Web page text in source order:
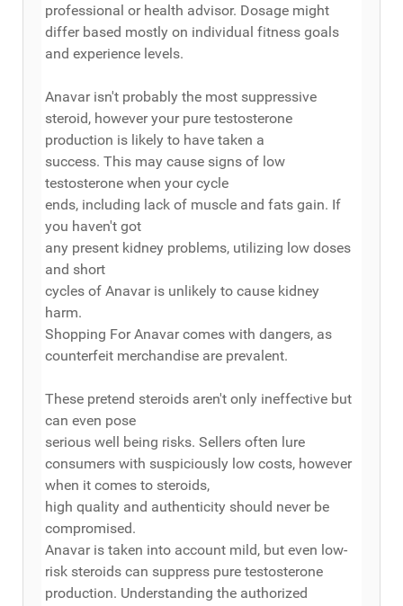
professional or health advisor. Dosage might
differ based mostly on individual fitness goals
and experience levels.
Anavar isn't probably the most suppressive
steroid, however your pure testosterone
production is likely to have taken a
success. This may cause signs of low
testosterone when your cycle
ends, including lack of muscle and fats gain. If
you haven't got
any present kidney problems, utilizing low doses
and short
cycles of Anavar is unlikely to cause kidney
harm.
Shopping For Anavar comes with dangers, as
counterfeit merchandise are prevalent.
These pretend steroids aren't only ineffective but
can even pose
serious well being risks. Sellers often lure
consumers with suspiciously low costs, however
when it comes to steroids,
high quality and authenticity should never be
compromised.
Anavar is taken into account mild, but even low-
risk steroids can suppress pure testosterone
production. Understanding the authorized